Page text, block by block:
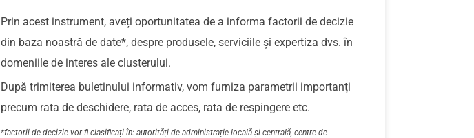
Prin acest instrument, aveți oportunitatea de a informa factorii de decizie
din baza noastră de date*, despre produsele, serviciile și expertiza dvs. în
domeniile de interes ale clusterului.
După trimiterea buletinului informativ, vom furniza parametrii importanți
precum rata de deschidere, rata de acces, rata de respingere etc.
*factorii de decizie vor fi clasificați în: autorități de administrație locală și centrală, centre de